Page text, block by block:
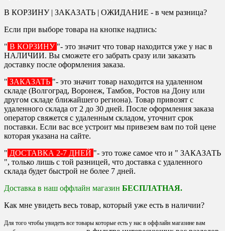
В КОРЗИНУ | ЗАКАЗАТЬ | ОЖИДАНИЕ - в чем разница?
Если при выборе товара на кнопке надпись:
" В КОРЗИНУ "- это значит что товар находится уже у нас в
НАЛИЧИИ. Вы сможете его забрать сразу или заказать
доставку после оформления заказа.
" ЗАКАЗАТЬ "- это значит товар находится на удаленном
складе (Волгоград, Воронеж, Тамбов, Ростов на Дону или
другом складе ближайшего региона). Товар привозят с
удаленного склада от 2 до 30 дней. После оформления заказа
оператор свяжется с удаленным складом, уточнит срок
поставки. Если вас все устроит мы привезем вам по той цене
которая указана на сайте.
" ДОСТАВКА 2-7 ДНЕЙ "- это тоже самое что и " ЗАКАЗАТЬ
", только лишь с той разницей, что доставка с удаленного
склада будет быстрой не более 7 дней.
Доставка в наш оффлайн магазин БЕСПЛАТНАЯ.
Как мне увидеть весь товар, который уже есть в наличии?
Для того чтобы увидеть все товары которые есть у нас в оффлайн магазине вам